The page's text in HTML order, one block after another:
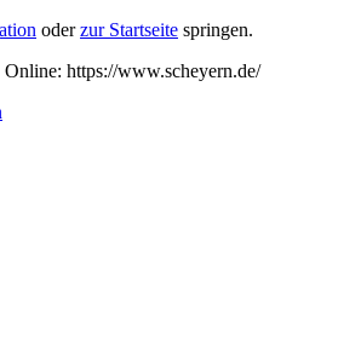
oderzur Startseite springen.
Online: https://www.scheyern.de/